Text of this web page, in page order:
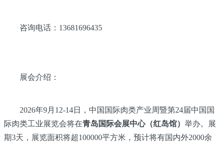
咨询电话：13681696435
展会介绍：
2026年9月12-14日，中国国际肉类产业周暨第24届中国国
际肉类工业展览会将在青岛国际会展中心（红岛馆） 举办。展
期3天，展览面积将超100000平方米，预计将有国内外2000余